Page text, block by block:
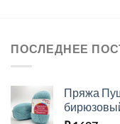
ПОСЛЕДНЕЕ
Пряжа